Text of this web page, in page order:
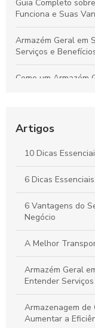
Guia Completo
Funciona e Suas
Armazém Geral em
Serviços e
Como um Armazém
Perecíveis: Tudo
Por que a
Durabilidade e
Vantagens do
Seu Negócio
Artigos
10 Dicas
6 Dicas
6 Vantagens do
Negócio
A Melhor
Armazém Geral
Entender
Armazenagem de
Aumentar a